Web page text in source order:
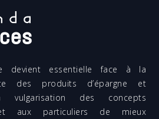
devient essentielle face à la
des produits d’épargne et
vulgarisation des concepts
aux particuliers de mieux